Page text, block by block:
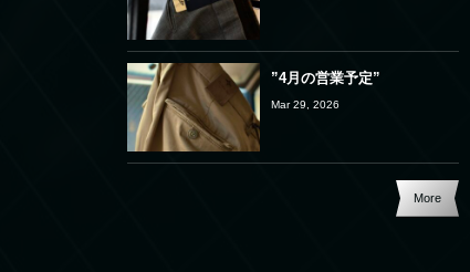
”4月の営業予定”
Mar 29, 2026
More